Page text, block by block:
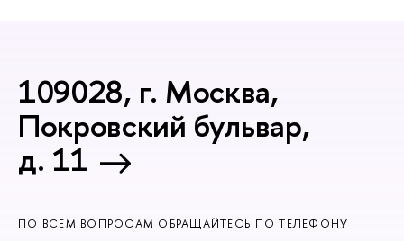
109028, г. Москва,
Покровский бульвар,
д. 11
ПО ВСЕМ ВОПРОСАМ ОБРАЩАЙТЕСЬ ПО ТЕЛЕФОНУ